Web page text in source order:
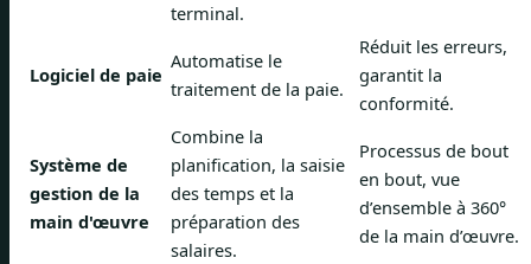
terminal.
Logiciel de paie
Automatise le
traitement de la paie.
Réduit les erreurs,
garantit la
conformité.
Système de
gestion de la
main d'œuvre
Combine la
planification, la saisie
des temps et la
préparation des
salaires.
Processus de bout
en bout, vue
d’ensemble à 360°
de la main d’œuvre.